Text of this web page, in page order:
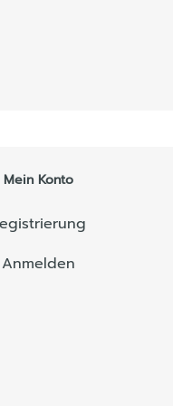
Mein Konto
Anmelden